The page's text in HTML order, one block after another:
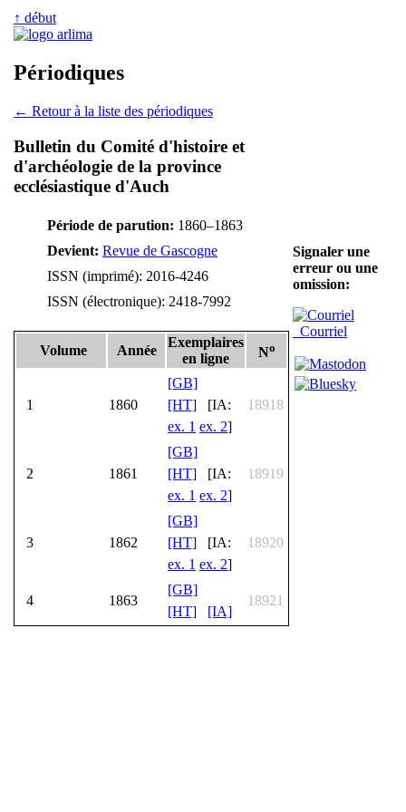
↑ début
Périodiques
← Retour à la liste des périodiques
Bulletin du Comité d'histoire et
d'archéologie de la province
ecclésiastique d'Auch
Période de parution: 1860–1863
Devient: Revue de Gascogne
ISSN (imprimé): 2016-4246
ISSN (électronique): 2418-7992
Volume Année
Exemplaires
en ligne
No
1 1860
[GB]
[HT] [IA:
ex. 1 ex. 2]
18918
2 1861
[GB]
[HT] [IA:
ex. 1 ex. 2]
18919
3 1862
[GB]
[HT] [IA:
ex. 1 ex. 2]
18920
4 1863
[GB]
[HT]
[IA]
18921
Signaler une
erreur ou une
omission:
Courriel